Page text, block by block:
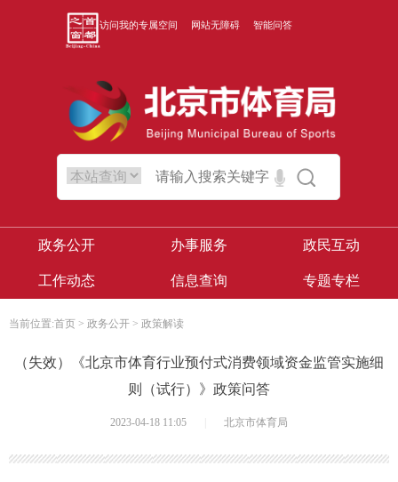
访问我的专属空间 网站无障碍 智能问答
政务公开 办事服务 政民互动
工作动态 信息查询 专题专栏
当前位置:首页 > 政务公开 > 政策解读
（失效）《北京市体育行业预付式消费领域资金监管实施细
则（试行）》政策问答
2023-04-18 11:05 北京市体育局